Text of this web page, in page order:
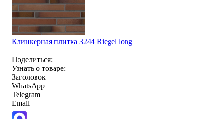
Клинкерная плитка 3244 Riegel long
Поделиться:
Узнать о товаре:
Заголовок
WhatsApp
Telegram
Email